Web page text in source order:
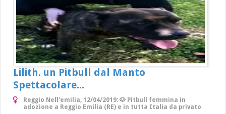
Lilith. un Pitbull dal Manto
Spettacolare...
Reggio Nell'emilia, 12/04/2019: 🐶 Pitbull femmina in
adozione a Reggio Emilia (RE) e in tutta Italia da privato